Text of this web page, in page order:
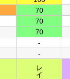
70
70
70
-
-
レ
イ